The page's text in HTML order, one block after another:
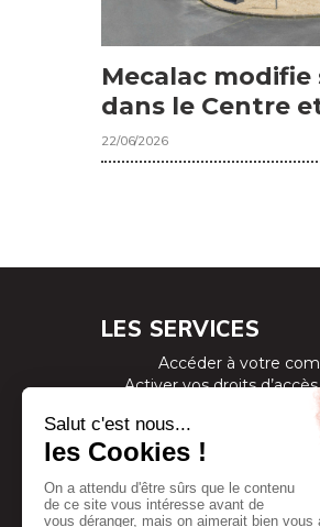
Mecalac modifie
dans le Centre
22/06/2026
LES SERVICES
Accéder à votre
Activer vos droits
Consulter les
S’inscrire aux
Devenir
Se connecter à l’extranet
Nous contacter